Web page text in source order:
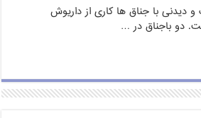
و دیدنی با جناق ها کاری از داریوش